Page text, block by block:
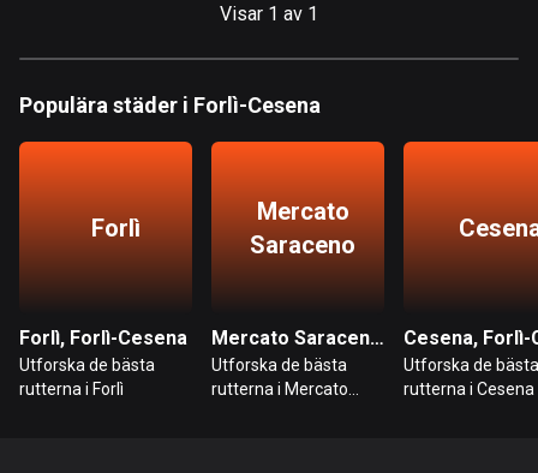
409 rutter
Barbados
15 rutter
141 rutter
Belize
17 rutter
Visar 1 av 1
Populära städer i Forlì-Cesena
Forlì
Forlì, Forlì-Cesena
Utforska de bästa
rutterna i Forlì
Mercato
Saraceno
Mercato Saraceno, Forlì-Cesena
Utforska de bästa
rutterna i Mercato
Utforska de bästa
rutterna i Cesena